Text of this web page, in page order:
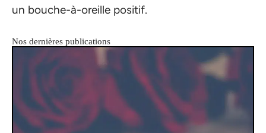
un bouche-à-oreille positif.
Nos dernières publications